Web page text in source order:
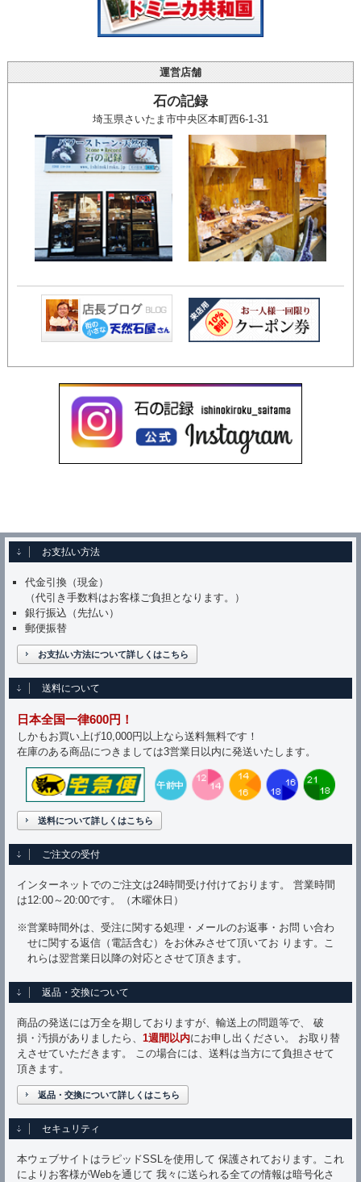
運営店舗
石の記録
埼玉県さいたま市中央区本町西6-1-31
お支払い方法
代金引換（現金）
（代引き手数料はお客様ご負担となります。）
銀行振込（先払い）
郵便振替
お支払い方法について詳しくはこちら
送料について
日本全国一律600円！
しかもお買い上げ10,000円以上なら送料無料です！
在庫のある商品につきましては3営業日以内に発送いたします。
送料について詳しくはこちら
ご注文の受付
インターネットでのご注文は24時間受け付けております。 営業時間
は12:00～20:00です。（木曜休日）
※営業時間外は、受注に関する処理・メールのお返事・お問 い合わ
せに関する返信（電話含む）をお休みさせて頂いてお ります。こ
れらは翌営業日以降の対応とさせて頂きます。
返品・交換について
商品の発送には万全を期しておりますが、輸送上の問題等で、 破
損・汚損がありましたら、 1週間以内にお申し出ください。 お取り替
えさせていただきます。 この場合には、送料は当方にて負担させて
頂きます。
返品・交換について詳しくはこちら
セキュリティ
本ウェブサイトはラピッドSSLを使用して 保護されております。これ
によりお客様がWebを通じて 我々に送られる全ての情報は暗号化さ